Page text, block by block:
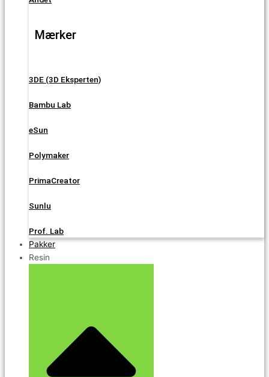
Mærker
3DE (3D Eksperten)
Bambu Lab
eSun
Polymaker
PrimaCreator
Sunlu
Prof. Lab
Pakker
Resin